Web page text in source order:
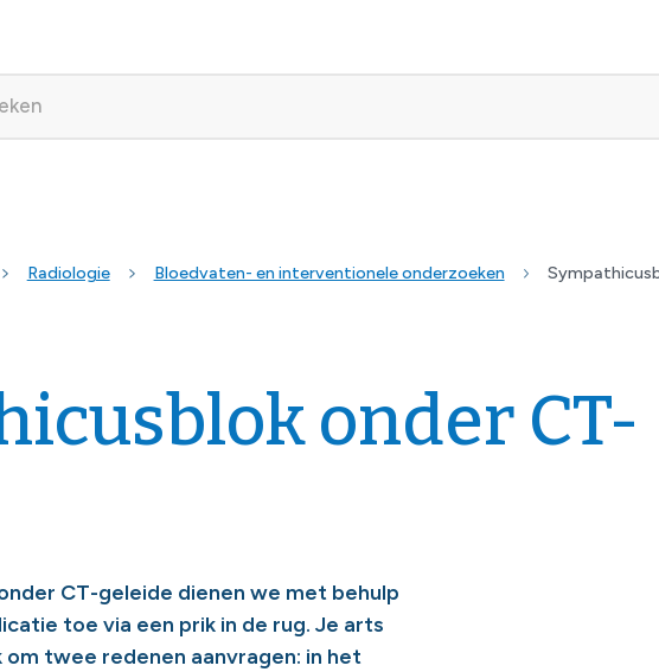
Radiologie Bloedvaten- en interventionele onderzoeken
onder CT-
CT-geleide dienen we met behulp
toe via een prik in de rug. Je arts
twee redenen aanvragen: in het